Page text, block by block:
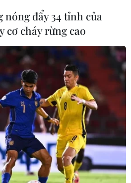
tháng 10 giảm xuống mức 49,2
thứ 3 liên tiếp và đây cũng
tháng qua.
nóng đẩy 34 tỉnh của
cơ cháy rừng cao